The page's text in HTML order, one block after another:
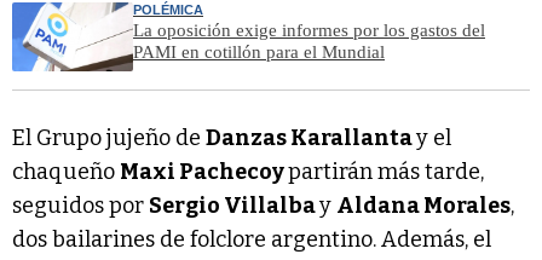
POLÉMICA
La oposición exige informes por los gastos del
PAMI en cotillón para el Mundial
El Grupo jujeño de Danzas Karallantay el
chaqueño Maxi Pachecoypartirán más tarde,
seguidos por Sergio Villalbay Aldana Morales,
dos bailarines de folclore argentino. Además, el